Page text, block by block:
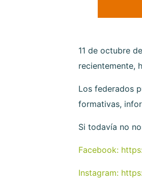
11 de octubre
recientemente,
Los federados
formativas,
Si todavía no
Facebook:
Instagram: